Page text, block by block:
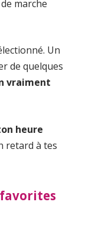
marche
Un
de quelques
vraiment
heure
retard à tes
favorites